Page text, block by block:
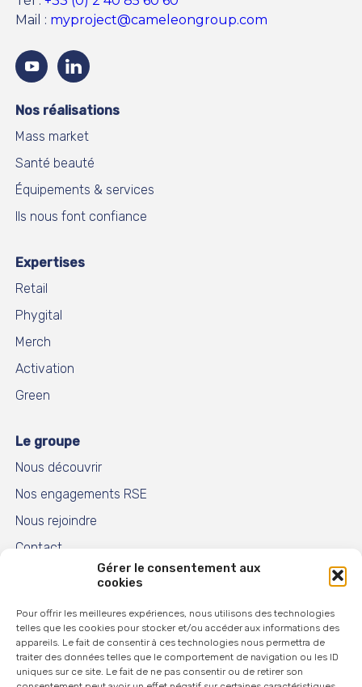
Gérer le consentement aux
cookies
Pour offrir les meilleures expériences, nous utilisons des technologies
telles que les cookies pour stocker et/ou accéder aux informations des
appareils. Le fait de consentir à ces technologies nous permettra de
traiter des données telles que le comportement de navigation ou les ID
uniques sur ce site. Le fait de ne pas consentir ou de retirer son
Mail : myproject@cameleongroup.com
Nos réalisations
Mass market
Santé beauté
Équipements & services
Ils nous font confiance
Expertises
Retail
Phygital
Merch
Activation
Green
Le groupe
Nous découvrir
Nos engagements RSE
Nous rejoindre
Contact
MYCAMELEON